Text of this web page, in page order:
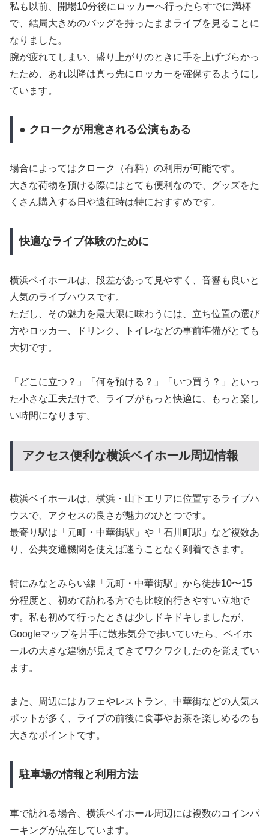
私も以前、開場10分後にロッカーへ行ったらすでに満杯
で、結局大きめのバッグを持ったままライブを見ることに
なりました。
腕が疲れてしまい、盛り上がりのときに手を上げづらかっ
たため、あれ以降は真っ先にロッカーを確保するようにし
ています。
● クロークが用意される公演もある
場合によってはクローク（有料）の利用が可能です。
大きな荷物を預ける際にはとても便利なので、グッズをた
くさん購入する日や遠征時は特におすすめです。
快適なライブ体験のために
横浜ベイホールは、段差があって見やすく、音響も良いと
人気のライブハウスです。
ただし、その魅力を最大限に味わうには、立ち位置の選び
方やロッカー、ドリンク、トイレなどの事前準備がとても
大切です。
「どこに立つ？」「何を預ける？」「いつ買う？」といっ
た小さな工夫だけで、ライブがもっと快適に、もっと楽し
い時間になります。
アクセス便利な横浜ベイホール周辺情報
横浜ベイホールは、横浜・山下エリアに位置するライブハ
ウスで、アクセスの良さが魅力のひとつです。
最寄り駅は「元町・中華街駅」や「石川町駅」など複数あ
り、公共交通機関を使えば迷うことなく到着できます。
特にみなとみらい線「元町・中華街駅」から徒歩10〜15
分程度と、初めて訪れる方でも比較的行きやすい立地で
す。私も初めて行ったときは少しドキドキしましたが、
Googleマップを片手に散歩気分で歩いていたら、ベイホ
ールの大きな建物が見えてきてワクワクしたのを覚えてい
ます。
また、周辺にはカフェやレストラン、中華街などの人気ス
ポットが多く、ライブの前後に食事やお茶を楽しめるのも
大きなポイントです。
駐車場の情報と利用方法
車で訪れる場合、横浜ベイホール周辺には複数のコインパ
ーキングが点在しています。